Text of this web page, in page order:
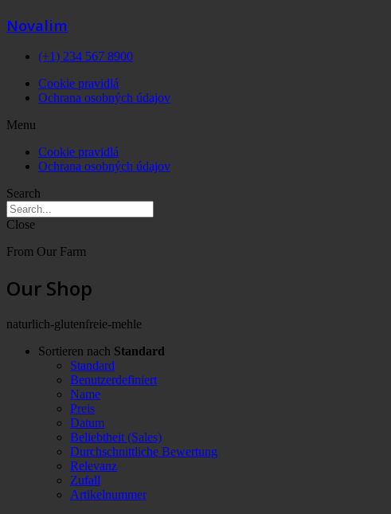
Novalim
(+1) 234 567 8900
Cookie pravidlá
Ochrana osobných údajov
Menu
Cookie pravidlá
Ochrana osobných údajov
Search
Close
From Our Farm
Our Shop
naturlich-glutenfreie-mehle
Sortieren nach Standard
Standard
Benutzerdefiniert
Name
Preis
Datum
Beliebtheit (Sales)
Durchschnittliche Bewertung
Relevanz
Zufall
Artikelnummer